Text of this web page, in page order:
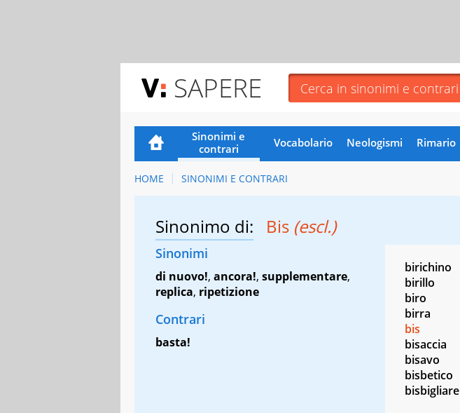
SAPERE
Sinonimi e
contrari
Vocabolario Neologismi Rimario
HOME SINONIMI E CONTRARI
Sinonimo di: Bis (escl.)
Sinonimi
di nuovo!, ancora!, supplementare,
replica, ripetizione
Contrari
basta!
birichino
birillo
biro
birra
bis
bisaccia
bisavo
bisbetico
bisbigliare